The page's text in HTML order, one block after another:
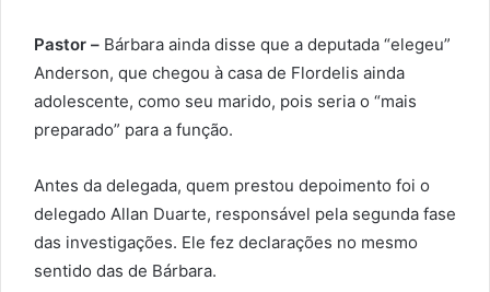
Pastor – Bárbara ainda disse que a deputada “elegeu”
Anderson, que chegou à casa de Flordelis ainda
adolescente, como seu marido, pois seria o “mais
preparado” para a função.
Antes da delegada, quem prestou depoimento foi o
delegado Allan Duarte, responsável pela segunda fase
das investigações. Ele fez declarações no mesmo
sentido das de Bárbara.